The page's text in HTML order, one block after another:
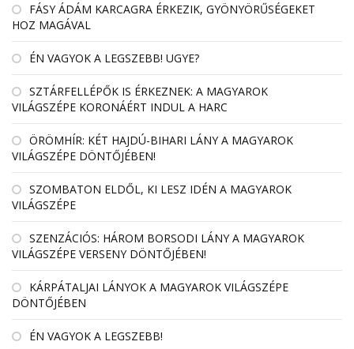
FÁSY ÁDÁM KARCAGRA ÉRKEZIK, GYÖNYÖRŰSÉGEKET
HOZ MAGÁVAL
ÉN VAGYOK A LEGSZEBB! UGYE?
SZTÁRFELLÉPŐK IS ÉRKEZNEK: A MAGYAROK
VILÁGSZÉPE KORONÁÉRT INDUL A HARC
ÖRÖMHÍR: KÉT HAJDÚ-BIHARI LÁNY A MAGYAROK
VILÁGSZÉPE DÖNTŐJÉBEN!
SZOMBATON ELDŐL, KI LESZ IDÉN A MAGYAROK
VILÁGSZÉPE
SZENZÁCIÓS: HÁROM BORSODI LÁNY A MAGYAROK
VILÁGSZÉPE VERSENY DÖNTŐJÉBEN!
KÁRPÁTALJAI LÁNYOK A MAGYAROK VILÁGSZÉPE
DÖNTŐJÉBEN
ÉN VAGYOK A LEGSZEBB!